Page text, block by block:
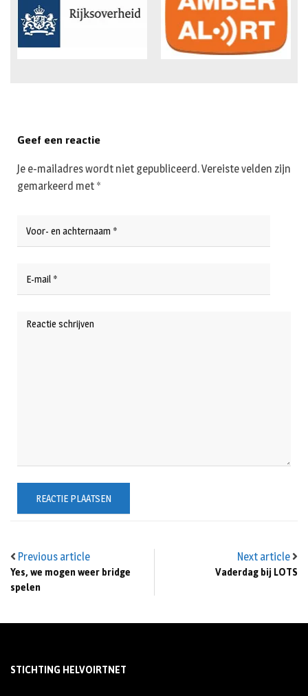
Previous article
Yes, we mogen weer bridge
spelen
Next article
Vaderdag bij LOTS
Geef een reactie
Je e-mailadres wordt niet gepubliceerd.Vereiste velden zijn
gemarkeerd met *
STICHTING HELVOIRTNET